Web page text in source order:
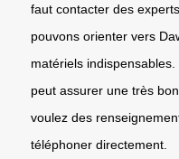
faut contacter des
pouvons orienter vers
matériels
peut assurer une très
voulez des
téléphoner directement.